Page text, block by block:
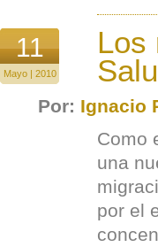
11
Mayo | 2010
Los
Por: Ignacio
Como
una
por el